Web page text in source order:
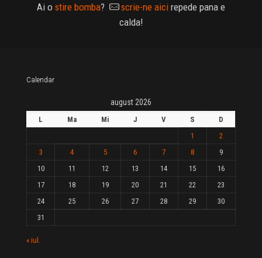
Ai o stire bomba? scrie-ne aici repede pana e
calda!
Calendar
august 2026
L Ma Mi J V S
D
1
2
3
4 5 6 7 8
9
10
11 12 13 14 15
16
17
18 19 20 21 22
23
24
25 26 27 28 29
30
31
« iul.